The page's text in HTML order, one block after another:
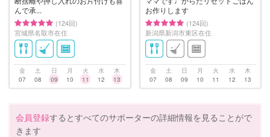
んで承...
(124回)
宮城県名取市在住
金
07
土
08
日
09
月
10
火
11
水
12
木
13
お作りします
(124回)
新潟県新潟市東区在住
金
07
土
08
日
09
月
10
火
11
水
12
木
13
会員登録するとすべてのサポーターの詳細情報を見ることがで
きます